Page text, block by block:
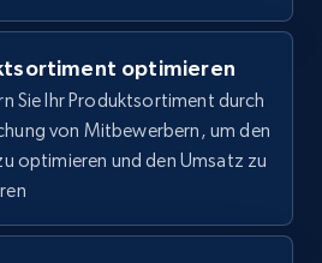
Jetzt anfangen
- Collects products by
urls, Top reviews, and
optimieren
Sie Ihr Produktsortiment durch
von Mitbewerbern, um den
optimieren und den Umsatz zu